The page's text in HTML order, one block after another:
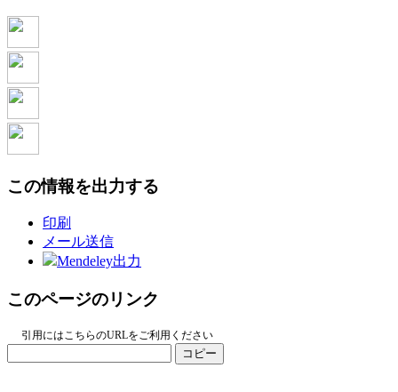
この情報を出力する
印刷
メール送信
Mendeley出力
このページのリンク
引用にはこちらのURLをご利用ください
コピー